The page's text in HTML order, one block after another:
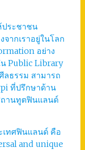
ประชาชน
ากเราอยู่ในโลก
อย่าง
Public Library
ลธรรม สามารถ
ที่ปรึกษาด้าน
ถานทูตฟินแลนด์
ทศฟินแลนด์ คือ
and unique